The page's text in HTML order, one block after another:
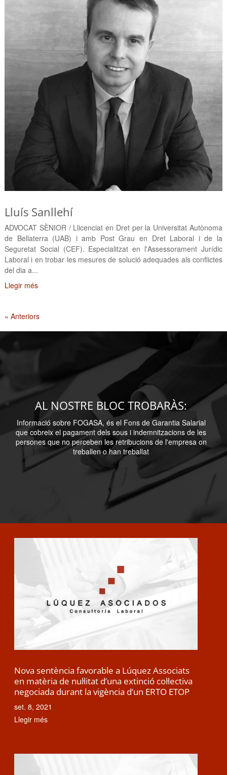
Lluís Sanllehí
ADVOCAT SÈNIOR / Llicenciat en Dret per la Universitat Autònoma
de Bellaterra (UAB) i amb Post Grau en Dret Laboral i de la
Seguretat Social (CEF). Especialitzat en l'Assessorament Jurídic
Laboral i en trobar les mesures de solució adequades als conflictes
del dia a...
Llegir més
« Anteriors
AL NOSTRE BLOC TROBARÀS:
Informació sobre FOGASA, és el Fons de Garantia Salarial
que cobreix el pagament dels sous i indemnitzacions de les
persones que no perceben les retribucions de l'empresa on
treballen o han treballat
Nova sentència favorable a Lúquez Associats
en matèria de nul·litat d’una extinció col·lectiva
negociada durant la vigència d’un ERTO ETOP
set. 8, 2021
Llegir més